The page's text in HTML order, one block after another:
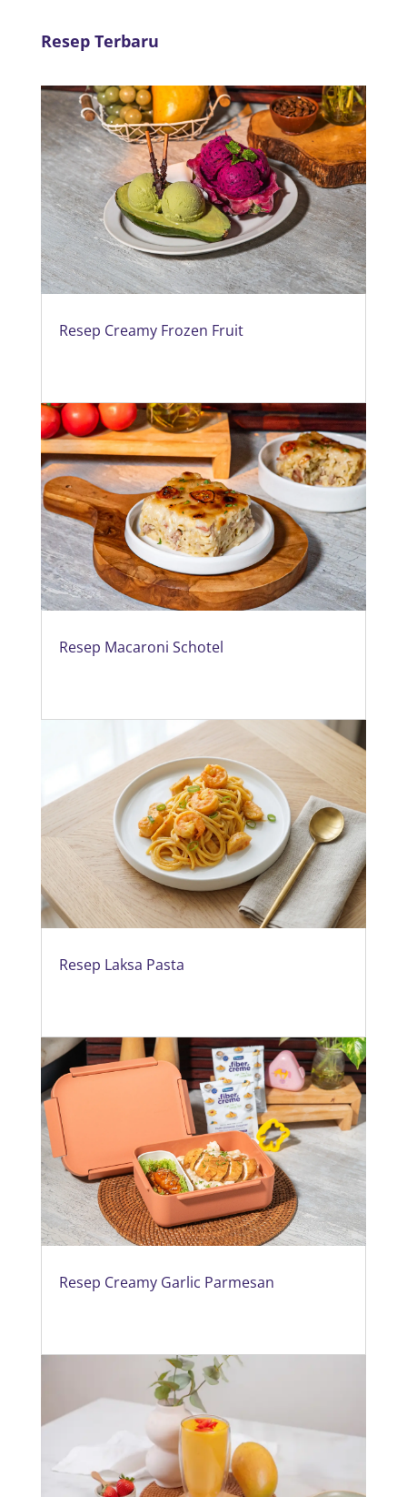
Resep Terbaru
Resep Creamy Frozen Fruit
Resep Macaroni Schotel
Resep Laksa Pasta
Resep Creamy Garlic Parmesan